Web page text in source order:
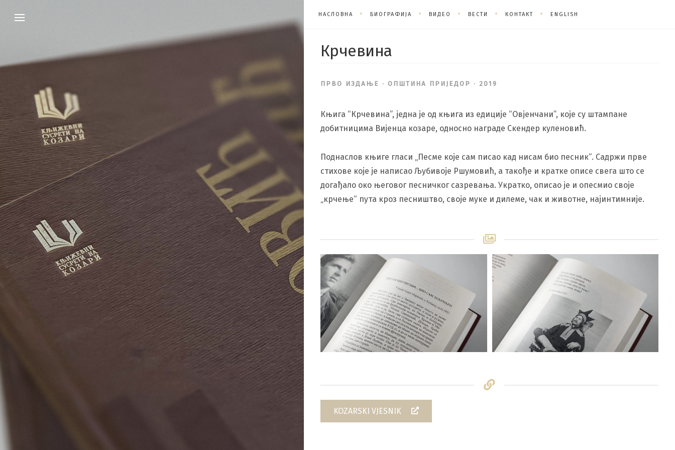
НАСЛОВНА БИОГРАФИЈА ВИДЕО ВЕСТИ КОНТАКТ ENGLISH
Крчевина
ПРВО ИЗДАЊЕ · ОПШТИНА ПРИЈЕДОР · 2019
Књига “Крчевина”, једна је од књига из едиције “Овјенчани”, које су штампане
добитницима Вијенца козаре, односно награде Скендер куленовић.
Поднаслов књиге гласи „Песме које сам писао кад нисам био песник“. Садржи прве
стихове које је написао Љубивоје Ршумовић, а такође и кратке описе свега што се
догађало око његовог песничког сазревања. Укратко, описао је и опесмио своје
„крчење“ пута кроз песништво, своје муке и дилеме, чак и животне, најинтимније.
KOZARSKI VJESNIK